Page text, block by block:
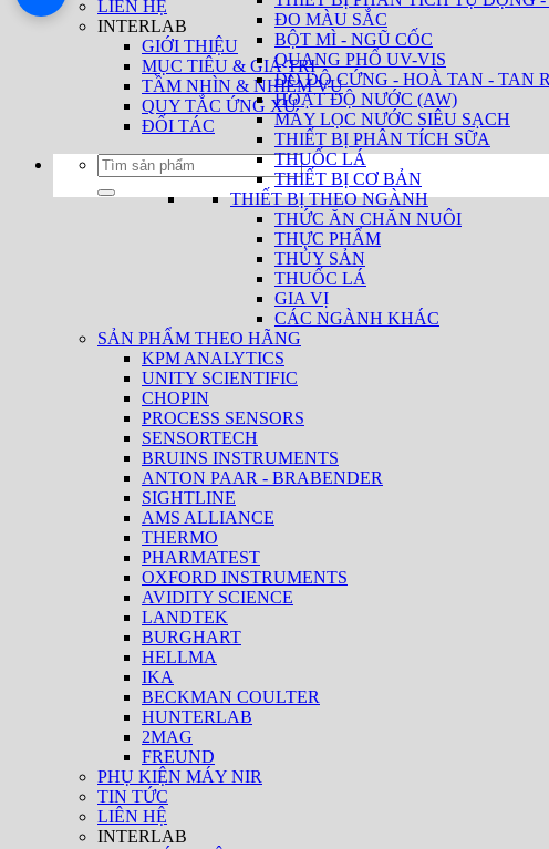
LIÊN HỆ
INTERLAB
GIỚI THIỆU
MỤC TIÊU & GIÁ TRỊ
TẦM NHÌN & NHIỆM VỤ
QUY TẮC ỨNG XỬ
ĐỐI TÁC
Tìm
kiếm:
ĐO MÀU SẮC
BỘT MÌ - NGŨ CỐC
QUANG PHỔ UV-VIS
ĐO ĐỘ CỨNG - HOÀ TAN - TAN
HOẠT ĐỘ NƯỚC (AW)
MÁY LỌC NƯỚC SIÊU SẠCH
THIẾT BỊ PHÂN TÍCH SỮA
THUỐC LÁ
THIẾT BỊ CƠ BẢN
THIẾT BỊ THEO NGÀNH
THỨC ĂN CHĂN NUÔI
THỰC PHẨM
THỦY SẢN
THUỐC LÁ
GIA VỊ
CÁC NGÀNH KHÁC
SẢN PHẨM THEO HÃNG
KPM ANALYTICS
UNITY SCIENTIFIC
CHOPIN
PROCESS SENSORS
SENSORTECH
BRUINS INSTRUMENTS
ANTON PAAR - BRABENDER
SIGHTLINE
AMS ALLIANCE
THERMO
PHARMATEST
OXFORD INSTRUMENTS
AVIDITY SCIENCE
LANDTEK
BURGHART
HELLMA
IKA
BECKMAN COULTER
HUNTERLAB
2MAG
FREUND
PHỤ KIỆN MÁY NIR
TIN TỨC
LIÊN HỆ
INTERLAB